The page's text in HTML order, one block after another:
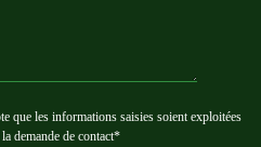
que les informations saisies soient exploitées
demande de contact*